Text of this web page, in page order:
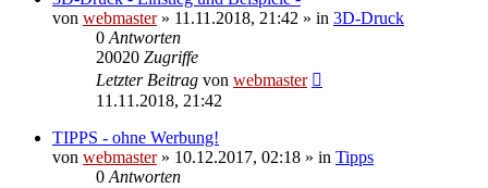
von webmaster» 11.11.2018, 21:42 » in 3D-Druck
0 Antworten
20020 Zugriffe
Letzter Beitrag von webmaster
11.11.2018, 21:42
TIPPS - ohne Werbung!
von webmaster» 10.12.2017, 02:18 » in Tipps
0 Antworten